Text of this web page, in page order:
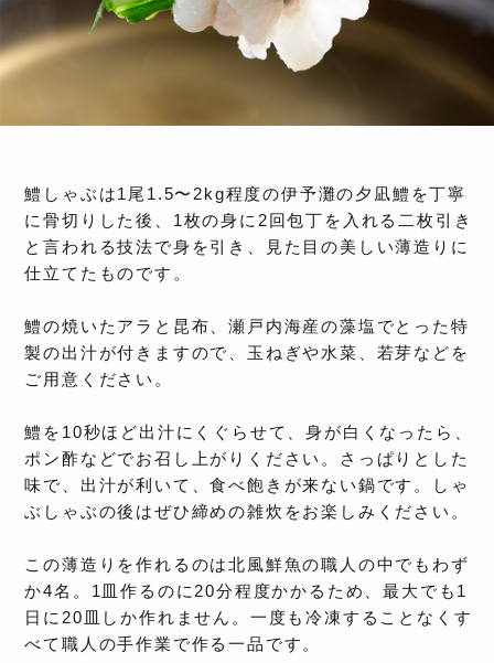
鱧しゃぶは1尾1.5〜2kg程度の伊予灘の夕凪鱧を丁寧
に骨切りした後、1枚の身に2回包丁を入れる二枚引き
と言われる技法で身を引き、見た目の美しい薄造りに
仕立てたものです。
鱧の焼いたアラと昆布、瀬戸内海産の藻塩でとった特
製の出汁が付きますので、玉ねぎや水菜、若芽などを
ご用意ください。
鱧を10秒ほど出汁にくぐらせて、身が白くなったら、
ポン酢などでお召し上がりください。さっぱりとした
味で、出汁が利いて、食べ飽きが来ない鍋です。しゃ
ぶしゃぶの後はぜひ締めの雑炊をお楽しみください。
この薄造りを作れるのは北風鮮魚の職人の中でもわず
か4名。1皿作るのに20分程度かかるため、最大でも1
日に20皿しか作れません。一度も冷凍することなくす
べて職人の手作業で作る一品です。